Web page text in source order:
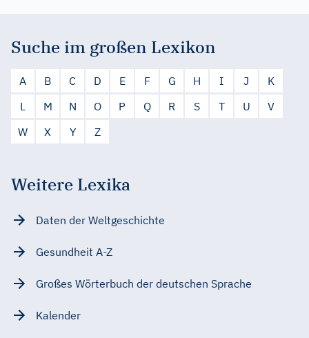
Suche im großen Lexikon
A B C D E F G H I J
K
L
M N O P Q R S T U
V
W
X Y Z
Weitere Lexika
Daten der Weltgeschichte
Gesundheit A-Z
Großes Wörterbuch der deutschen Sprache
Kalender